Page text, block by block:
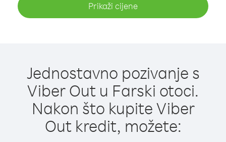
Prikaži cijene
Jednostavno pozivanje s
Viber Out u Farski otoci.
Nakon što kupite Viber
Out kredit, možete: